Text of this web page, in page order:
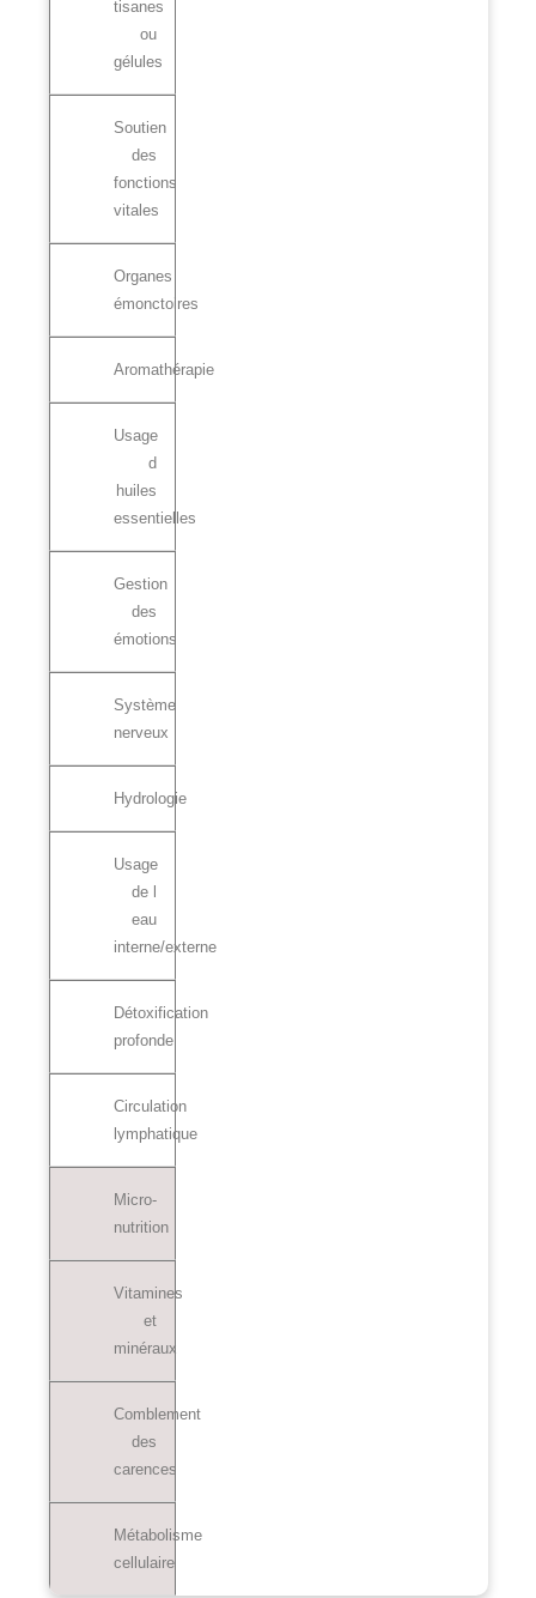
tisanes
ou
gélules
Soutien
des
fonctions
vitales
Organes
émonctoires
Aromathérapie
Usage
d
huiles
essentielles
Gestion
des
émotions
Système
nerveux
Hydrologie
Usage
de l
eau
interne/externe
Détoxification
profonde
Circulation
lymphatique
Micro-
nutrition
Vitamines
et
minéraux
Comblement
des
carences
Métabolisme
cellulaire